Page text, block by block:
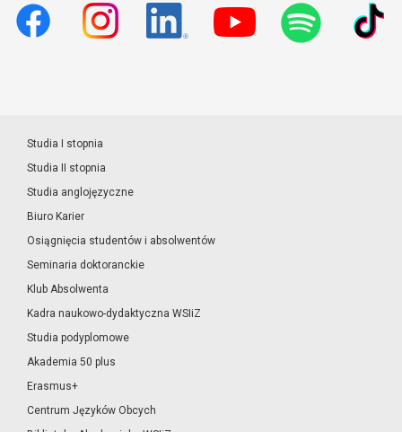
Studia I stopnia
Studia II stopnia
Studia anglojęzyczne
Biuro Karier
Osiągnięcia studentów i absolwentów
Seminaria doktoranckie
Klub Absolwenta
Kadra naukowo-dydaktyczna WSIiZ
Studia podyplomowe
Akademia 50 plus
Erasmus+
Centrum Języków Obcych